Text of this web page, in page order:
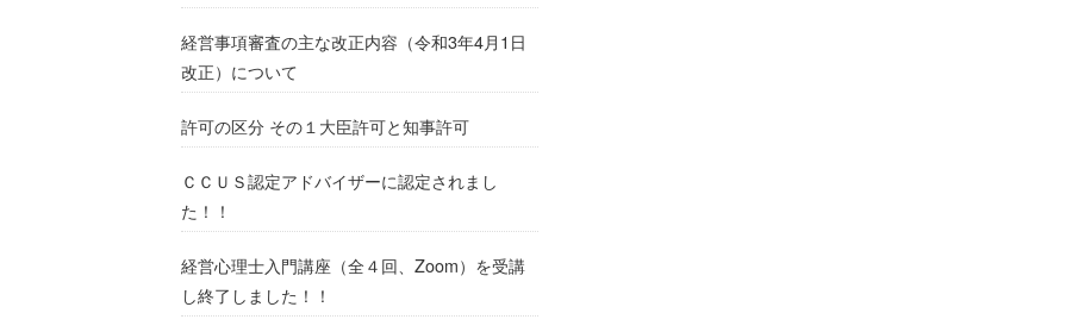
経営事項審査の主な改正内容（令和3年4月1日
改正）について
許可の区分 その１大臣許可と知事許可
ＣＣＵＳ認定アドバイザーに認定されまし
た！！
経営心理士入門講座（全４回、Zoom）を受講
し終了しました！！